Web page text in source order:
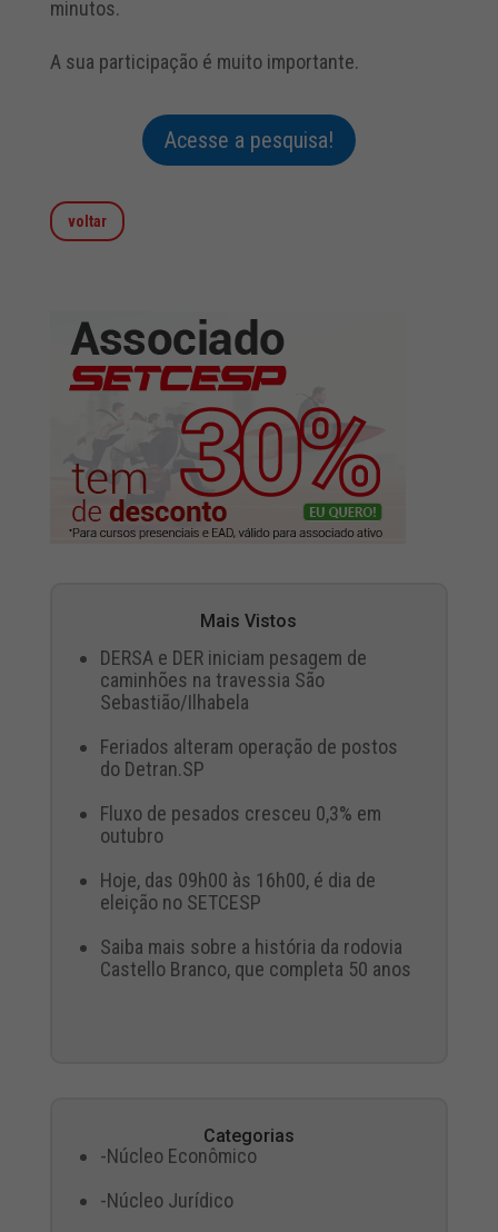
minutos.
A sua participação é muito importante.
Acesse a pesquisa!
voltar
Mais Vistos
DERSA e DER iniciam pesagem de
caminhões na travessia São
Sebastião/Ilhabela
Feriados alteram operação de postos
do Detran.SP
Fluxo de pesados cresceu 0,3% em
outubro
Hoje, das 09h00 às 16h00, é dia de
eleição no SETCESP
Saiba mais sobre a história da rodovia
Castello Branco, que completa 50 anos
Categorias
-Núcleo Econômico
-Núcleo Jurídico